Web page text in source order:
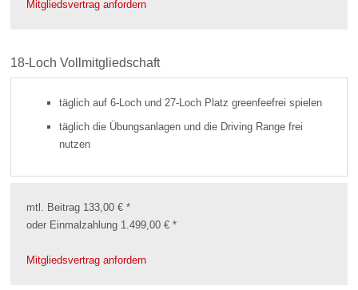
Mitgliedsvertrag anfordern
18-Loch Vollmitgliedschaft
täglich auf 6-Loch und 27-Loch Platz greenfeefrei spielen
täglich die Übungsanlagen und die Driving Range frei
nutzen
mtl. Beitrag 133,00 € *
oder Einmalzahlung 1.499,00 € *
Mitgliedsvertrag anfordern